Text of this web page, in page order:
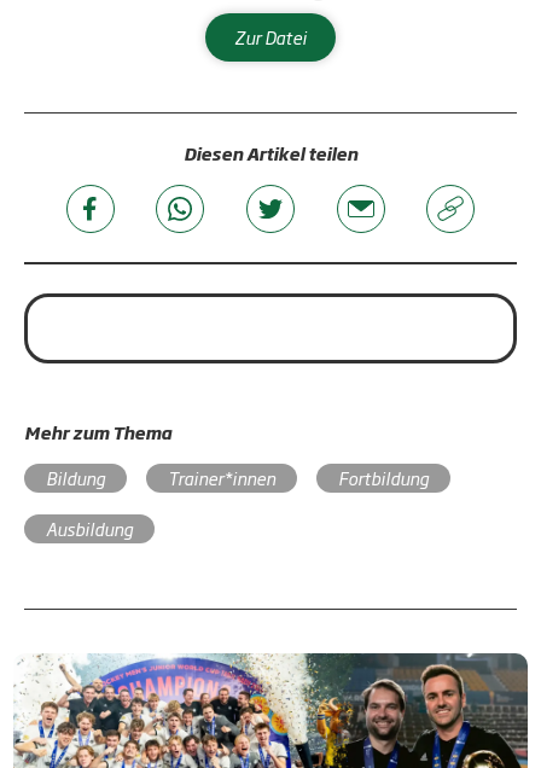
Zur Datei
Diesen Artikel teilen
Mehr zum Thema
Bildung
Trainer*innen
Fortbildung
Ausbildung